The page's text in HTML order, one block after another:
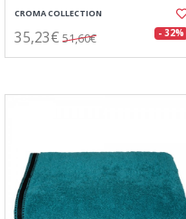
CROMA COLLECTION
35,23€ 51,60€ - 32%